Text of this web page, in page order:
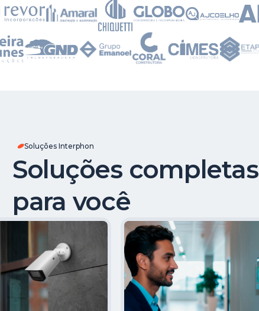
Soluções Interphon
Soluções completas
para você